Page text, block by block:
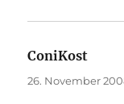
ConiKost
26. November